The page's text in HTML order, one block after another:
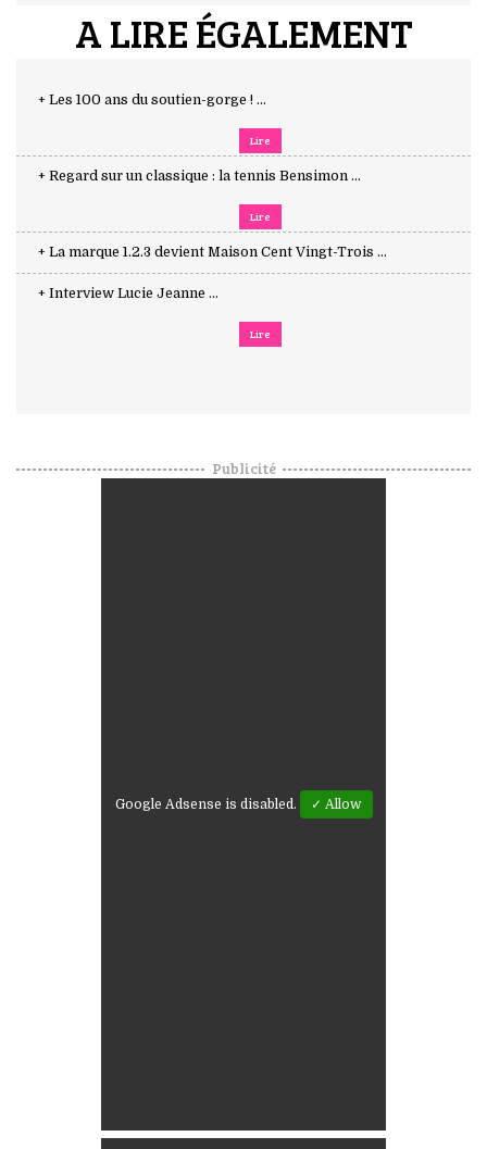
A LIRE ÉGALEMENT
+ Les 100 ans du soutien-gorge ! ...
Lire
+ Regard sur un classique : la tennis Bensimon ...
Lire
+ La marque 1.2.3 devient Maison Cent Vingt-Trois ...
+ Interview Lucie Jeanne ...
Lire
Publicité
Google Adsense is disabled. ✓ Allow